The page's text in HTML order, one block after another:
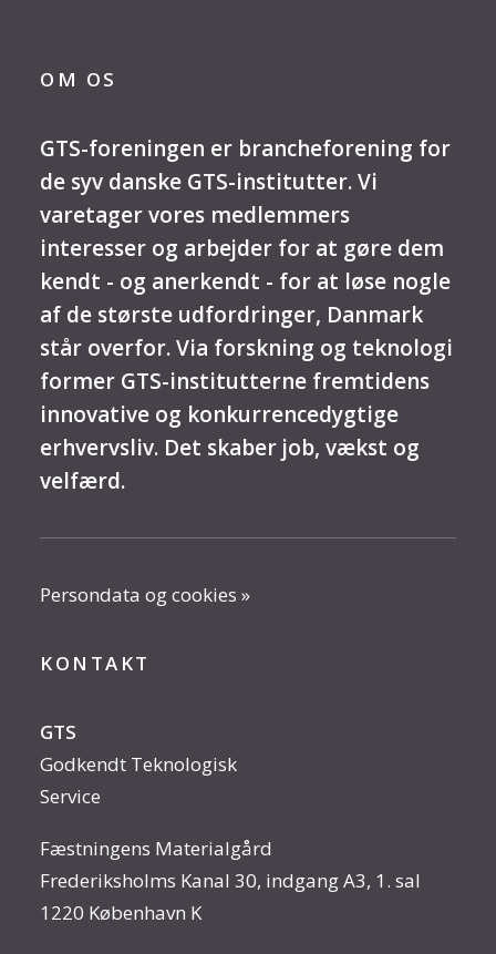
OM OS
GTS-foreningen er brancheforening for
de syv danske GTS-institutter. Vi
varetager vores medlemmers
interesser og arbejder for at gøre dem
kendt - og anerkendt - for at løse nogle
af de største udfordringer, Danmark
står overfor. Via forskning og teknologi
former GTS-institutterne fremtidens
innovative og konkurrencedygtige
erhvervsliv. Det skaber job, vækst og
velfærd.
Persondata og cookies »
KONTAKT
GTS
Godkendt Teknologisk
Service
Fæstningens Materialgård
Frederiksholms Kanal 30, indgang A3, 1. sal
1220 København K